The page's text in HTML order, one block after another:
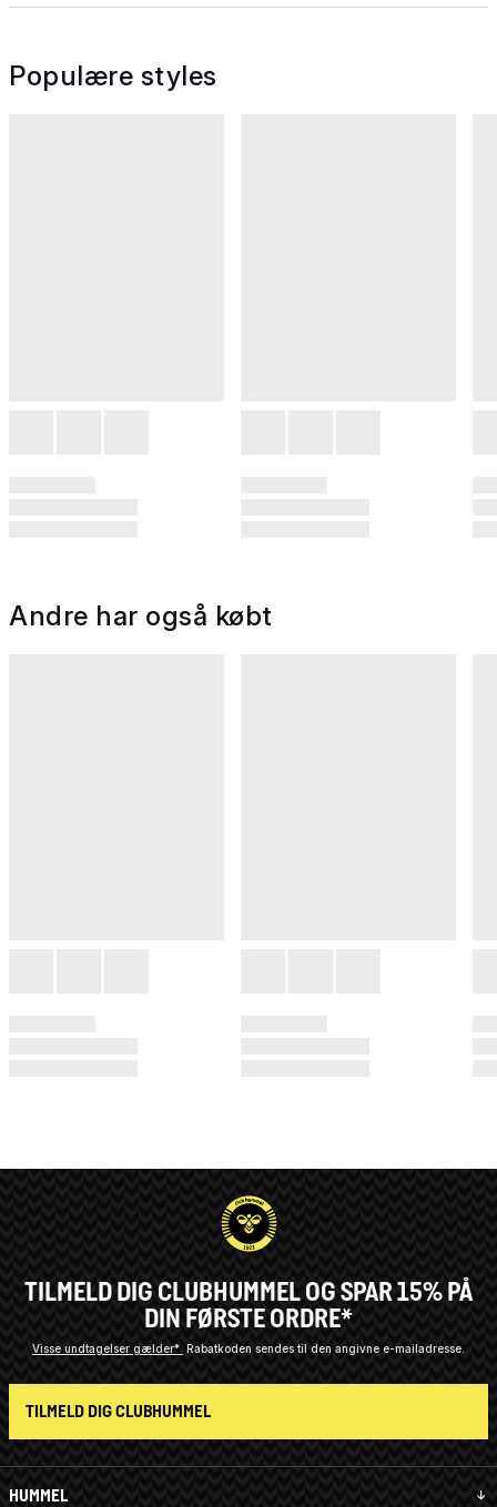
Populære styles
Andre har også købt
HUMMEL
TILMELD DIG CLUBHUMMEL OG SPAR 15% PÅ
DIN FØRSTE ORDRE*
Visse undtagelser gælder* Rabatkoden sendes til den angivne e-mailadresse.
TILMELD DIG CLUBHUMMEL